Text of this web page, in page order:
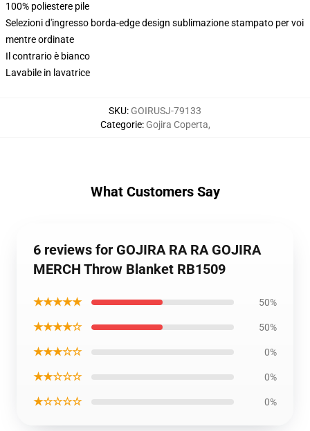
100% poliestere pile
Selezioni d'ingresso borda-edge design sublimazione stampato per voi
mentre ordinate
Il contrario è bianco
Lavabile in lavatrice
SKU: GOIRUSJ-79133
Categorie: Gojira Coperta,
What Customers Say
6 reviews for GOJIRA RA RA GOJIRA
MERCH Throw Blanket RB1509
★★★★★ 50%
★★★★☆ 50%
★★★☆☆ 0%
★★☆☆☆ 0%
★☆☆☆☆ 0%